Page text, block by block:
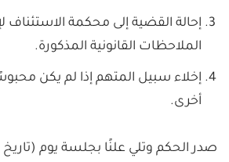
إحالة القضية إلى محكمة الاستئناف
الملاحظات القانونية المذكورة.
إخلاء سبيل المتهم إذا لم يكن
أخرى.
صدر الحكم وتلي علنًا بجلسة يوم